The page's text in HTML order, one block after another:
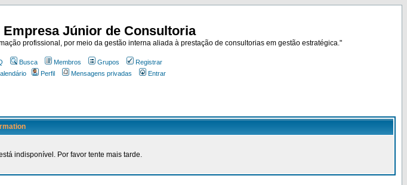
Empresa Júnior de Consultoria
profissional, por meio da gestão interna aliada à prestação de consultorias em gestão estratégica."
Busca Membros Grupos
Registrar
Perfil Mensagens privadas Entrar
indisponível. Por favor tente mais tarde.